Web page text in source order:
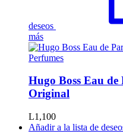
deseos
más
Perfumes
Hugo Boss Eau
Original
L1,100
Añadir a la lista de